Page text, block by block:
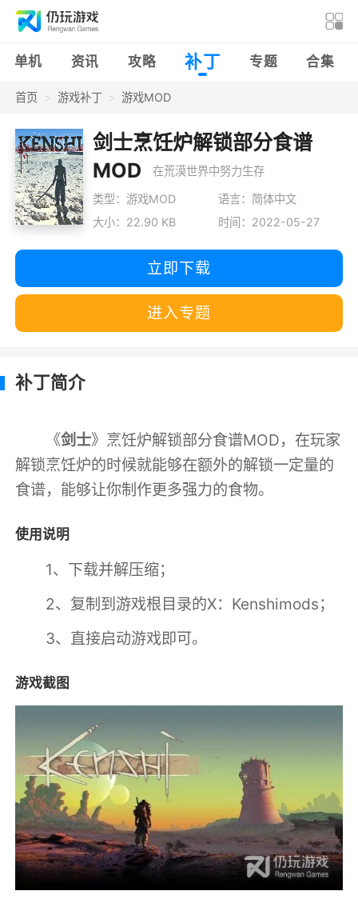
单机 资讯 攻略 补丁 专题 合集
首页 游戏补丁 游戏MOD
剑士烹饪炉解锁部分食谱
MOD
在荒漠世界中努力生存
类型：游戏MOD
语言：简体中文
大小：22.90 KB
时间：2022-05-27
立即下载
进入专题
补丁简介
《剑士》烹饪炉解锁部分食谱MOD，在玩家
解锁烹饪炉的时候就能够在额外的解锁一定量的
食谱，能够让你制作更多强力的食物。
使用说明
1、下载并解压缩；
2、复制到游戏根目录的X：Kenshimods；
3、直接启动游戏即可。
游戏截图